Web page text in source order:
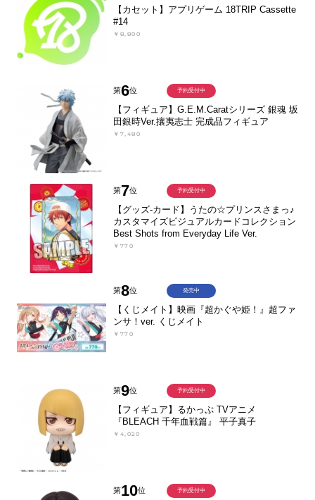
【カセット】アプリゲーム 18TRIP Cassette
#14
￥8,800
第6位
【フィギュア】G.E.M.Caratシリーズ 銀魂 坂
田銀時Ver.攘夷志士 完成品フィギュア
￥7,480
予約受付中
第7位
【グッズ-カード】うたの☆プリンスさまっ♪
カスタマイズビジュアルカードコレクション
Best Shots from Everyday Life Ver.
￥770
予約受付中
第8位
【くじメイト】映画『超かぐや姫！』超ファ
ンサ！ver. くじメイト
￥770
発売中
第9位
【フィギュア】るかっぷ TVアニメ
『BLEACH 千年血戦篇』 平子真子
￥4,020
予約受付中
第10位 予約受付中